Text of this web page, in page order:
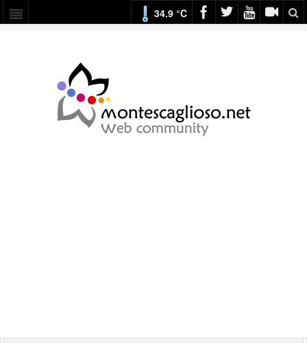
34.9 °C